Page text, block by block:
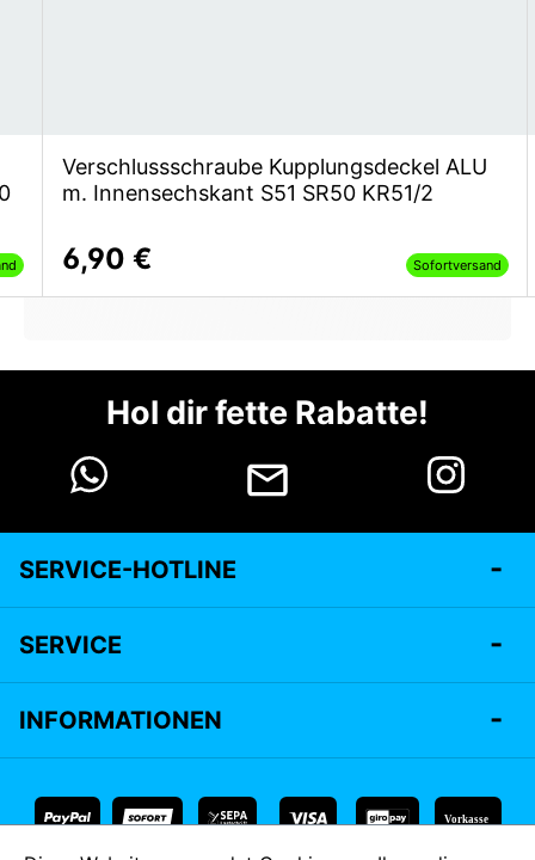
Verschlussschraube Kupplungsdeckel ALU
m. Innensechskant S51 SR50 KR51/2
6,90 € Sofortversand
Hol dir fette Rabatte!
SERVICE-HOTLINE
SERVICE
INFORMATIONEN
Vorkasse